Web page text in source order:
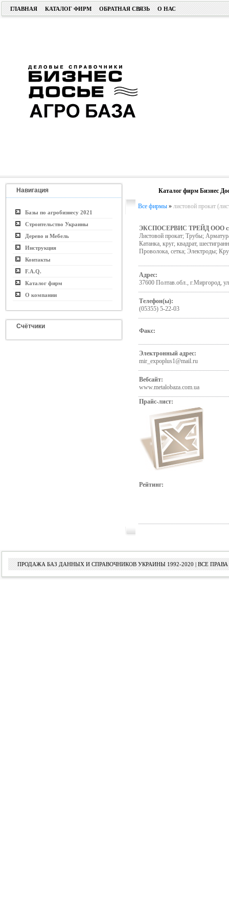
ГЛАВНАЯ КАТАЛОГ ФИРМ ОБРАТНАЯ СВЯЗЬ О НАС
Навигация
Базы по агробизнесу 2021
Строительство Украины
Дерево и Мебель
Инструкция
Контакты
F.A.Q.
Каталог фирм
О компании
Счётчики
Каталог фирм Бизнес
Все фирмы » листовой прокат
ЭКСПОСЕРВИС ТРЕЙД ООО
Листовой прокат; Трубы;
Катанка, круг, квадрат,
Проволока, сетка; Электроды;
Адрес:
37600 Полтав.обл., г.Миргород,
Телефон(ы):
(05355) 5-22-03
Факс:
Электронный адрес:
mir_expoplus1@mail.ru
Вебсайт:
www.metalobaza.com.ua
Прайс-лист:
Рейтинг:
ПРОДАЖА БАЗ ДАННЫХ И СПРАВОЧНИКОВ УКРАИНЫ 1992-2020 | ВСЕ